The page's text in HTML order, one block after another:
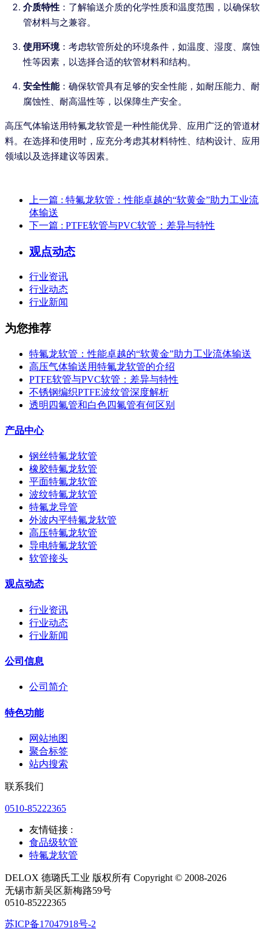
介质特性 ：了解输送介质的化学性质和温度范围，以确保软
管材料与之兼容。
使用环境：考虑软管所处的环境条件，如温度、湿度、腐蚀
性等因素，以选择合适的软管材料和结构。
安全性能：确保软管具有足够的安全性能，如耐压能力、耐
腐蚀性、耐高温性等，以保障生产安全。
高压气体输送用特氟龙软管是一种性能优异、应用广泛的管道材
料。在选择和使用时，应充分考虑其材料特性、结构设计、应用
领域以及选择建议等因素。
上一篇 : 特氟龙软管：性能卓越的“软黄金”助力工业流
体输送
下一篇 : PTFE软管与PVC软管：差异与特性
观点动态
行业资讯
行业动态
行业新闻
为您推荐
特氟龙软管：性能卓越的“软黄金”助力工业流体输送
高压气体输送用特氟龙软管的介绍
PTFE软管与PVC软管：差异与特性
不锈钢编织PTFE波纹管深度解析
透明四氟管和白色四氟管有何区别
产品中心
钢丝特氟龙软管
橡胶特氟龙软管
平面特氟龙软管
波纹特氟龙软管
特氟龙导管
外波内平特氟龙软管
高压特氟龙软管
导电特氟龙软管
软管接头
观点动态
行业资讯
行业动态
行业新闻
公司信息
公司简介
特色功能
网站地图
聚合标签
站内搜索
联系我们
0510-85222365
友情链接 :
食品级软管
特氟龙软管
DELOX 德璐氏工业 版权所有 Copyright © 2008-2026
无锡市新吴区新梅路59号
0510-85222365
苏ICP备17047918号-2